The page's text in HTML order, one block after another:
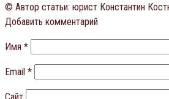
© Автор статьи: юрист Константин
Добавить комментарий
Имя *
Email *